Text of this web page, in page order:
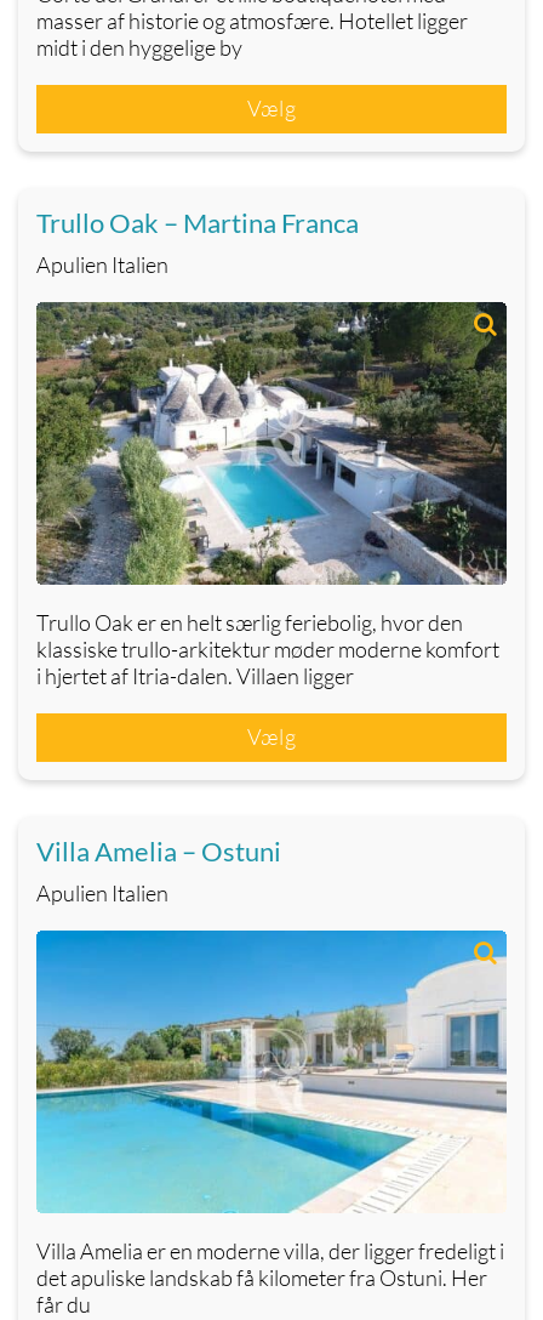
masser af historie og atmosfære. Hotellet ligger
midt i den hyggelige by
Vælg
Trullo Oak – Martina Franca
Apulien Italien
Trullo Oak er en helt særlig feriebolig, hvor den
klassiske trullo-arkitektur møder moderne komfort
i hjertet af Itria-dalen. Villaen ligger
Vælg
Villa Amelia – Ostuni
Apulien Italien
Villa Amelia er en moderne villa, der ligger fredeligt i
det apuliske landskab få kilometer fra Ostuni. Her
får du